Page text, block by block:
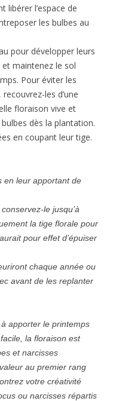
libérer l’espace de
les bulbes au
pour développer leurs
maintenez le sol
Pour éviter les
les d’une
floraison vive et
dès la plantation.
en coupant leur tige.
en leur apportant de
le jusqu’à
la tige florale pour
pour effet d’épuiser
chaque année ou
avant de les replanter
apporter le printemps
la floraison est
et narcisses
au premier rang
votre créativité
ou narcisses répartis